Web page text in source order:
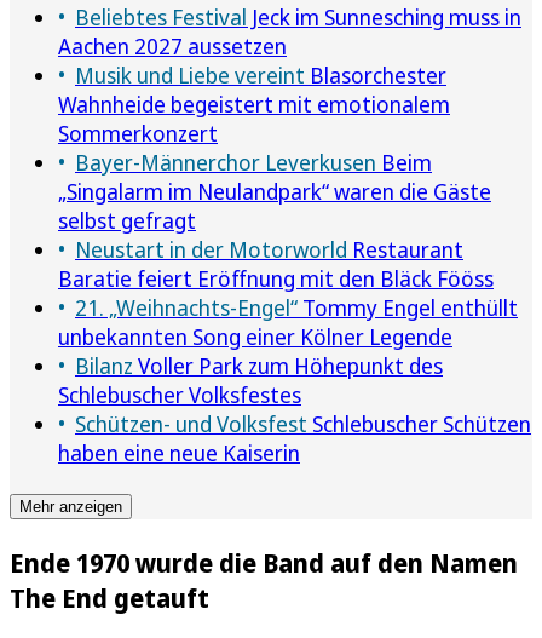
Beliebtes Festival Jeck im Sunnesching muss in
Aachen 2027 aussetzen
Musik und Liebe vereint Blasorchester
Wahnheide begeistert mit emotionalem
Sommerkonzert
Bayer-Männerchor Leverkusen Beim
„Singalarm im Neulandpark“ waren die Gäste
selbst gefragt
Neustart in der Motorworld Restaurant
Baratie feiert Eröffnung mit den Bläck Fööss
21. „Weihnachts-Engel“ Tommy Engel enthüllt
unbekannten Song einer Kölner Legende
Bilanz Voller Park zum Höhepunkt des
Schlebuscher Volksfestes
Schützen- und Volksfest Schlebuscher Schützen
haben eine neue Kaiserin
Mehr anzeigen
Ende 1970 wurde die Band auf den Namen
The End getauft